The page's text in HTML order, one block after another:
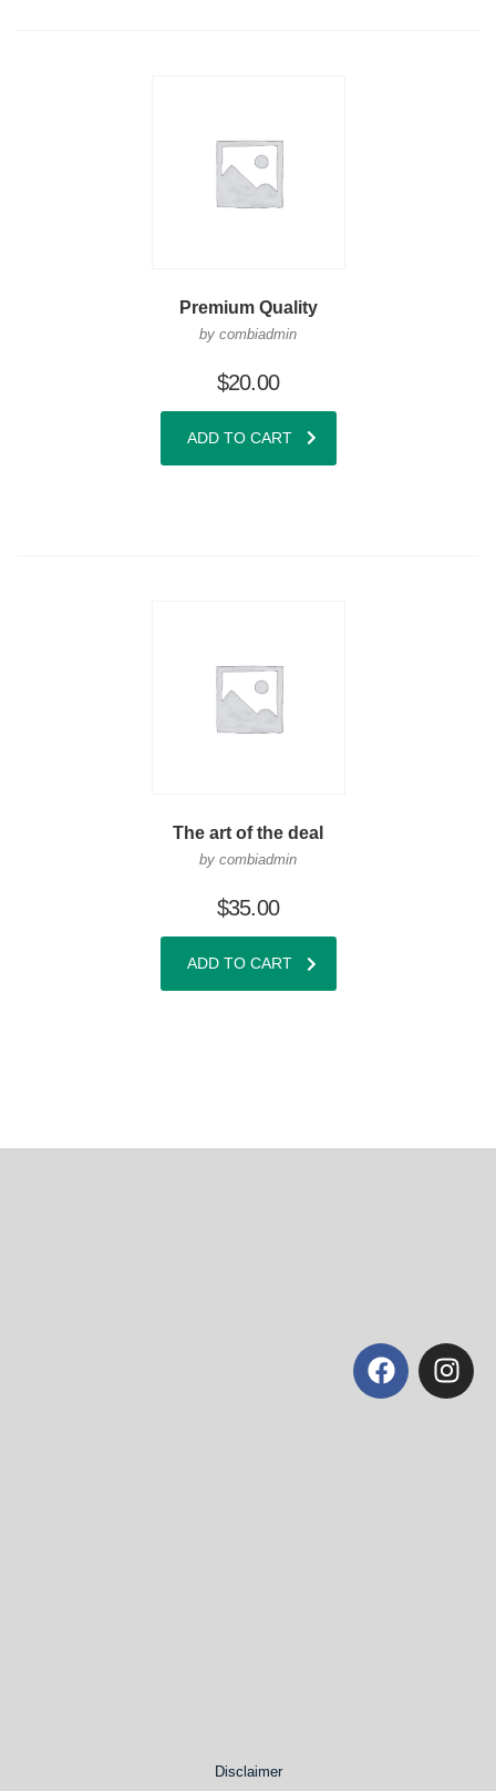
Premium Quality
by combiadmin
$20.00
ADD TO CART
The art of the deal
by combiadmin
$35.00
ADD TO CART
Disclaimer